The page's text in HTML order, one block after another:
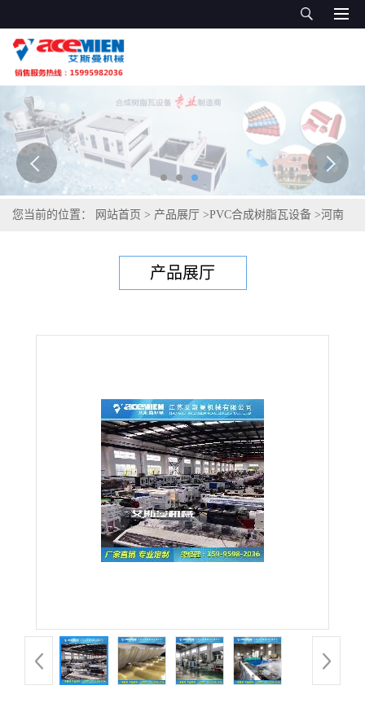
您当前的位置： 网站首页 > 产品展厅 >PVC合成树脂瓦设备 >河南
产品展厅